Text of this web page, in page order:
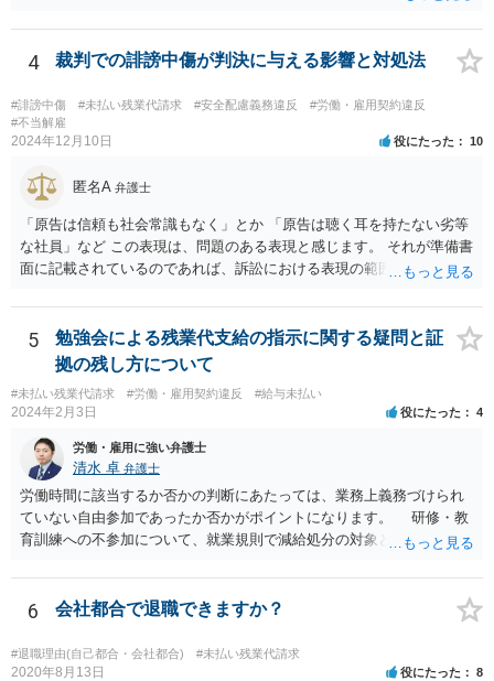
で、どの程度の事実を顧問弁護士が把握しているかも不明です。 有休
消化の話がないのであれば、退職手続きだけを見れば問題がなかった
4 裁判での誹謗中傷が判決に与える影響と対処法
#誹謗中傷 #未払い残業代請求 #安全配慮義務違反
#労働・雇用契約違反
#不当解雇
2024年12月10日 役にたった 10
匿名A 弁護士
「原告は信頼も社会常識もなく」とか 「原告は聴く耳を持たない劣等
な社員」など この表現は、問題のある表現と感じます。 それが準備書
面に記載されているのであれば、訴訟における表現の範囲を超えてい
5
勉強会による残業代支給の指示に関する疑問と証
拠の残し方について
#未払い残業代請求 #労働・雇用契約違反 #給与未払い
2024年2月3日 役にたった 4
労働・雇用に強い弁護士
清水 卓 弁護士
労働時間に該当するか否かの判断にあたっては、業務上義務づけられ
ていない自由参加であったか否かがポイントになります。 研修・教
育訓練への不参加について、就業規則で減給処分の対象とされていた
上参加を強制されている場合には、研修・教育訓練であっても 労働時
間に該当するものと考えられています。 実務でも勉強会で習ったソ
められていること等からすると、参加しないと業務に支障が出る可能
性があり、事実上参加せざるを得なかったとも言えそうです。 開催
6 会社都合で退職できますか？
#退職理由(自己都合・会社都合) #未払い残業代請求
2020年8月13日 役にたった 8